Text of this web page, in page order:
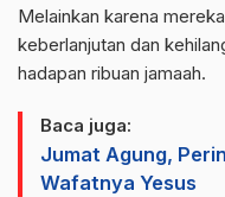
Melainkan karena
keberlanjutan dan
hadapan ribuan jamaah.
Baca juga:
Jumat Agung,
Wafatnya Yesus